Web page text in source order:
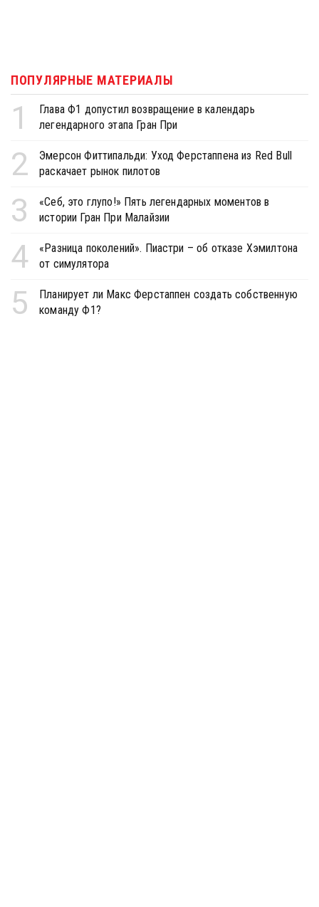
ПОПУЛЯРНЫЕ МАТЕРИАЛЫ
1
Глава Ф1 допустил возвращение в календарь
легендарного этапа Гран При
2
Эмерсон Фиттипальди: Уход Ферстаппена из Red Bull
раскачает рынок пилотов
3
«Себ, это глупо!» Пять легендарных моментов в
истории Гран При Малайзии
4
«Разница поколений». Пиастри – об отказе Хэмилтона
от симулятора
5
Планирует ли Макс Ферстаппен создать собственную
команду Ф1?